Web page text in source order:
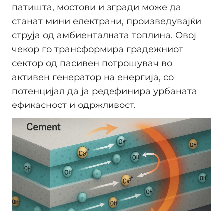
патишта, мостови и згради може да
станат мини електрани, произведувајќи
струја од амбиенталната топлина. Овој
чекор го трансформира градежниот
сектор од пасивен потрошувач во
активен генератор на енергија, со
потенцијал да ја редефинира урбаната
ефикасност и одржливост.